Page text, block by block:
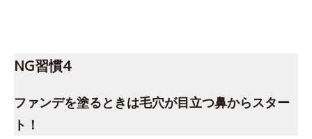
NG習慣4
ファンデを塗るときは毛穴が目立つ鼻からスター
ト！